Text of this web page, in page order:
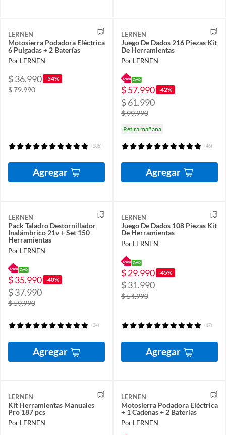
LERNEN
Motosierra Podadora Eléctrica
6 Pulgadas + 2 Baterías
Por LERNEN
$ 36.990 -54%
$ 79.990
(285)
Agregar
LERNEN
Juego De Dados 216 Piezas Kit
De Herramientas
Por LERNEN
$ 57.990 -42%
$ 61.990
$ 99.990
Retira mañana
(46)
Agregar
LERNEN
Pack Taladro Destornillador
Inalámbrico 21v + Set 150
Herramientas
Por LERNEN
$ 35.990 -40%
$ 37.990
$ 59.990
(34)
Agregar
LERNEN
Juego De Dados 108 Piezas Kit
De Herramientas
Por LERNEN
$ 29.990 -45%
$ 31.990
$ 54.990
(17)
Agregar
LERNEN
Kit Herramientas Manuales
Pro 187 pcs
Por LERNEN
LERNEN
Motosierra Podadora Eléctrica
+ 1 Cadenas + 2 Baterías
Por LERNEN